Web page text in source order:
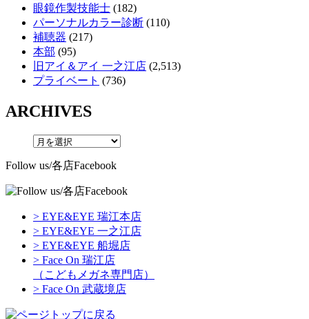
眼鏡作製技能士 (182)
パーソナルカラー診断 (110)
補聴器 (217)
本部 (95)
旧アイ＆アイ 一之江店 (2,513)
プライベート (736)
ARCHIVES
Follow us/各店Facebook
> EYE&EYE 瑞江本店
> EYE&EYE 一之江店
> EYE&EYE 船堀店
> Face On 瑞江店
（こどもメガネ専門店）
> Face On 武蔵境店